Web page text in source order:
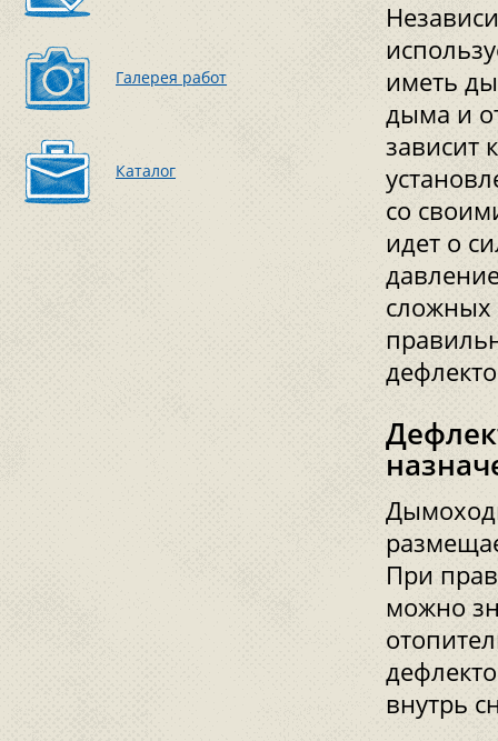
Галерея работ
Каталог
иметь
дыма и
зависит
со
идет о
сложных
При
можно
внутрь